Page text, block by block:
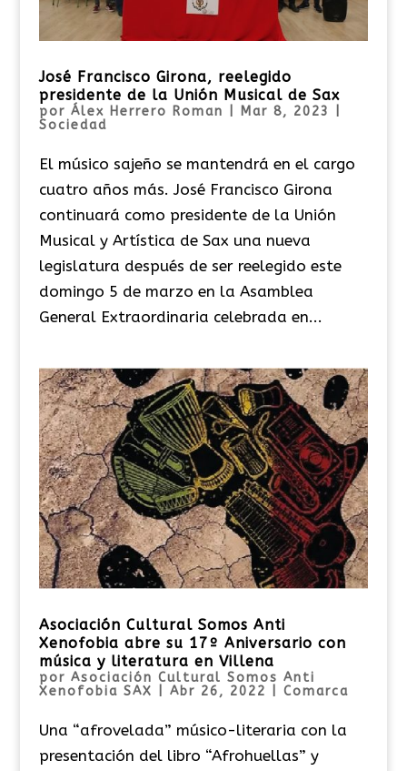
José Francisco Girona, reelegido
presidente de la Unión Musical de Sax
por Álex Herrero Roman Mar 8, 2023
Sociedad
El músico sajeño se mantendrá en el cargo
cuatro años más. José Francisco Girona
continuará como presidente de la Unión
Musical y Artística de Sax una nueva
legislatura después de ser reelegido este
domingo 5 de marzo en la Asamblea
General Extraordinaria celebrada en...
Asociación Cultural Somos Anti
Xenofobia abre su 17º Aniversario con
música y literatura en Villena
por Asociación Cultural Somos Anti
Xenofobia SAX
Abr 26, 2022 Comarca
Una “afrovelada” músico-literaria con la
presentación del libro “Afrohuellas” y